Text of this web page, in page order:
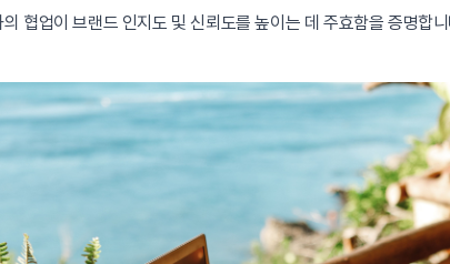
협업이 브랜드 인지도 및 신뢰도를 높이는 데 주효함을 증명합